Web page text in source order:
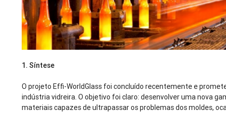
1. Síntese
O projeto Effi-WorldGlass foi concluído recentemente e
indústria vidreira. O objetivo foi claro: desenvolver uma nova
materiais capazes de ultrapassar os problemas dos moldes,